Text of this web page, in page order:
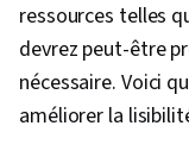
ressources telles
devrez peut-être
nécessaire. Voici
améliorer la